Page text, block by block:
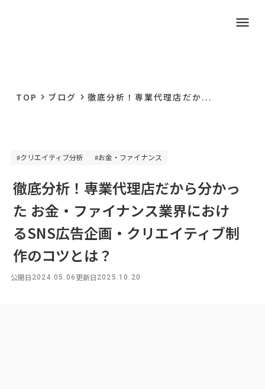
menu
TOP keyboard_arrow_right ブログ keyboard_arrow_right 徹底分析！専業代理店だか...
#クリエイティブ分析 #お金・ファイナンス
徹底分析！専業代理店だから分かっ
た お金・ファイナンス業界におけ
るSNS広告企画・クリエイティブ制
作のコツとは？
公開日 2024.05.06 更新日 2025.10.20